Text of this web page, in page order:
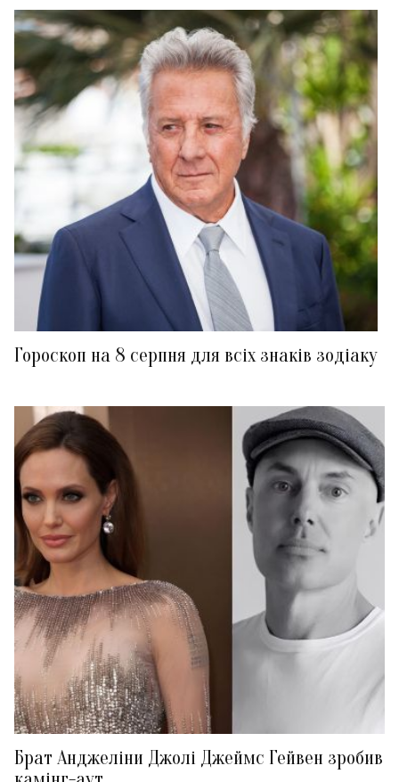
Гороскоп на 8 серпня для всіх знаків зодіаку
Брат Анджеліни Джолі Джеймс Гейвен зробив